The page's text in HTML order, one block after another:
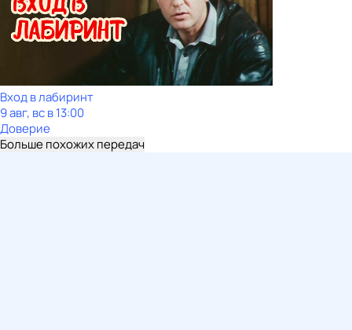
Вход в лабиринт
9 авг, вс в 13:00
Доверие
Больше похожих передач